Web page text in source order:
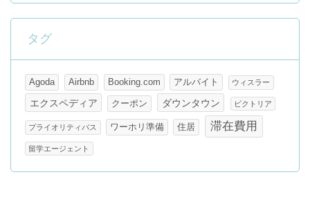
タグ
Agoda Airbnb Booking.com アルバイト ウィスラー
エクスペディア クーポン ダウンタウン ビクトリア
プライオリティパス ワーホリ準備 住居 滞在費用
留学エージェント